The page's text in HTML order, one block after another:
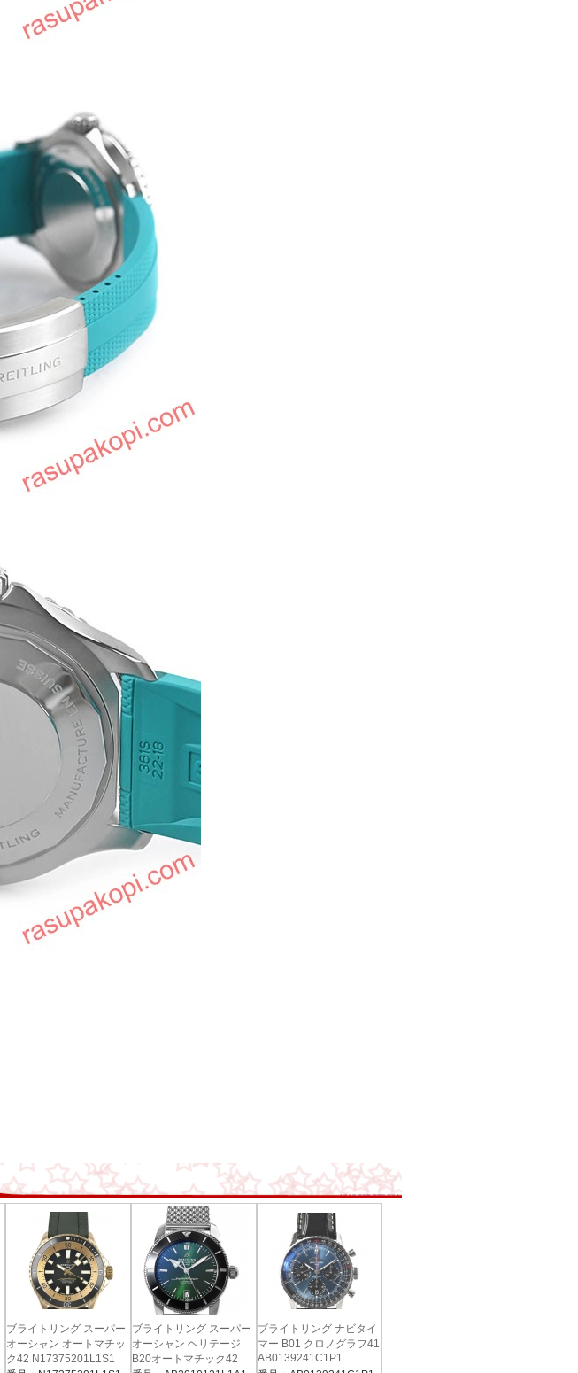
ブライトリング スーパー
オーシャン オートマチッ
ク42 N17375201L1S1
ブライトリング スーパー
オーシャン ヘリテージ
B20オートマチック42
ブライトリング ナビタイ
マー B01 クロノグラフ41
AB0139241C1P1